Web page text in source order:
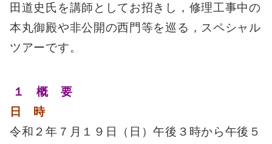
田道史氏を講師としてお招きし，修理工事中の
本丸御殿や非公開の西門等を巡る，スペシャル
ツアーです。
１ 概 要
日 時
令和２年７月１９日（日）午後３時から午後５